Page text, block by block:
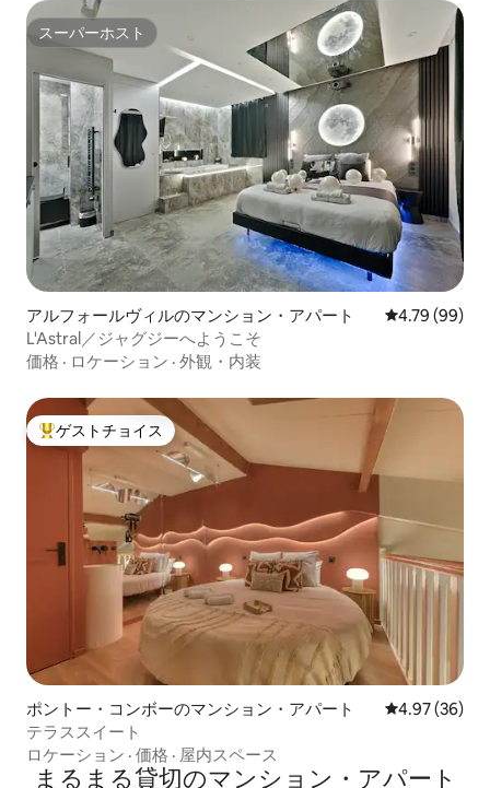
スーパーホスト
スーパーホスト
アルフォールヴィルのマンション・アパート レビュー99
4.79 (99)
L'Astral／ジャグジーへようこそ
価格 · ロケーション · 外観・内装
大好評のゲストチョイスです。
ゲストチョイス
ポントー・コンボーのマンション・アパート レビュー36
4.97 (36)
テラススイート
ロケーション · 価格 · 屋内スペース
まるまる貸切のマンション・アパート